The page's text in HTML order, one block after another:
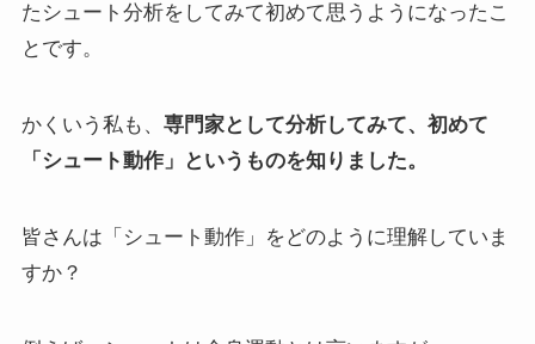
たシュート分析をしてみて初めて思うようになったこ
とです。
かくいう私も、 専門家として分析してみて、初めて
「シュート動作」というものを知りました。
皆さんは「シュート動作」をどのように理解していま
すか？